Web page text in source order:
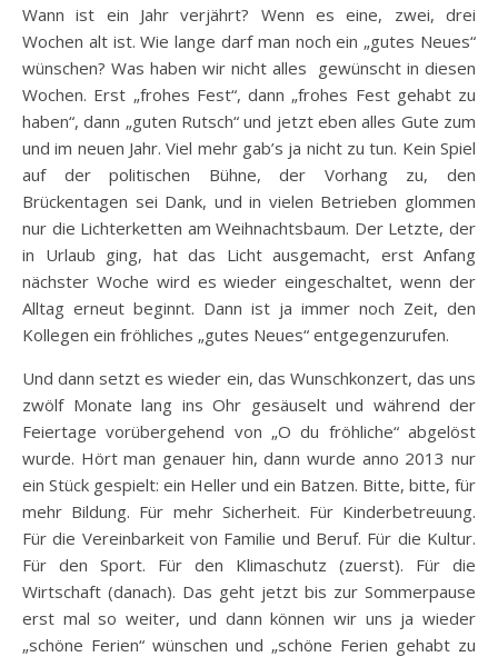
Wann ist ein Jahr verjährt? Wenn es eine, zwei, drei
Wochen alt ist. Wie lange darf man noch ein „gutes Neues“
wünschen? Was haben wir nicht alles gewünscht in diesen
Wochen. Erst „frohes Fest“, dann „frohes Fest gehabt zu
haben“, dann „guten Rutsch“ und jetzt eben alles Gute zum
und im neuen Jahr. Viel mehr gab’s ja nicht zu tun. Kein Spiel
auf der politischen Bühne, der Vorhang zu, den
Brückentagen sei Dank, und in vielen Betrieben glommen
nur die Lichterketten am Weihnachtsbaum. Der Letzte, der
in Urlaub ging, hat das Licht ausgemacht, erst Anfang
nächster Woche wird es wieder eingeschaltet, wenn der
Alltag erneut beginnt. Dann ist ja immer noch Zeit, den
Kollegen ein fröhliches „gutes Neues“ entgegenzurufen.
Und dann setzt es wieder ein, das Wunschkonzert, das uns
zwölf Monate lang ins Ohr gesäuselt und während der
Feiertage vorübergehend von „O du fröhliche“ abgelöst
wurde. Hört man genauer hin, dann wurde anno 2013 nur
ein Stück gespielt: ein Heller und ein Batzen. Bitte, bitte, für
mehr Bildung. Für mehr Sicherheit. Für Kinderbetreuung.
Für die Vereinbarkeit von Familie und Beruf. Für die Kultur.
Für den Sport. Für den Klimaschutz (zuerst). Für die
Wirtschaft (danach). Das geht jetzt bis zur Sommerpause
erst mal so weiter, und dann können wir uns ja wieder
„schöne Ferien“ wünschen und „schöne Ferien gehabt zu